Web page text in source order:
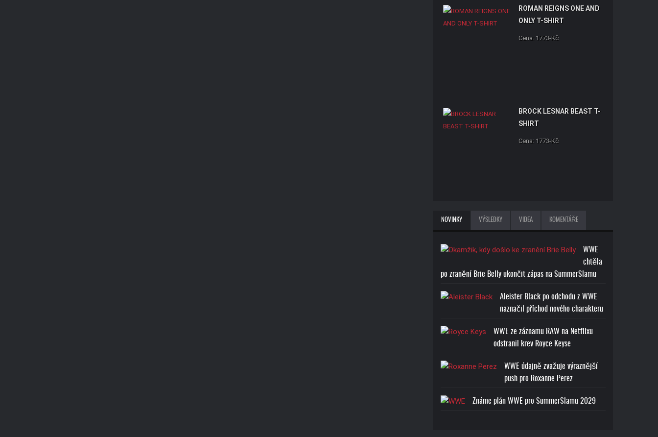
ROMAN REIGNS ONE AND
ONLY T-SHIRT
Cena: 1773-Kč
BROCK LESNAR BEAST T-
SHIRT
Cena: 1773-Kč
JOHN CENA U CAN'T SEE
T-SHIRT
Cena: 1773-Kč
NOVINKY VÝSLEDKY VIDEA KOMENTÁŘE
WWE
chtěla
po zranění Brie Belly ukončit zápas na SummerSlamu
Aleister Black po odchodu z WWE
naznačil příchod nového charakteru
WWE ze záznamu RAW na Netflixu
odstranil krev Royce Keyse
WWE údajně zvažuje výraznější
push pro Roxanne Perez
Známe plán WWE pro SummerSlamu 2029